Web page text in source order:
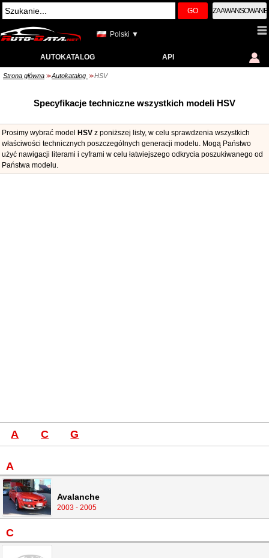
GO ZAAWANSOWANE
Polski ▼
AUTOKATALOG API
Strona główna >> Autokatalog >> HSV
Specyfikacje techniczne wszystkich modeli HSV
Prosimy wybrać model HSV z poniższej listy, w celu sprawdzenia wszystkich
właściwości technicznych poszczególnych generacji modelu. Mogą Państwo
użyć nawigacji literami i cyframi w celu łatwiejszego odkrycia poszukiwanego od
Państwa modelu.
A C G
A
Avalanche
2003 - 2005
C